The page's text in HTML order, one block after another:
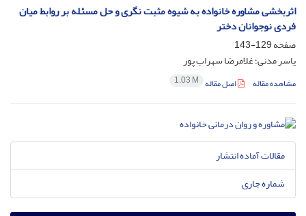
اثربخشی مشاوره خانواده به شیوه مثبت نگری و حل مسئله بر روابط میان
فردی نوجوانان دختر
صفحه129-143
یاسر مدنی؛ غلامرضا سهراب پور
مشاهده مقاله اصل مقاله 1.03 M
مقالات آماده انتشار
شماره جاری